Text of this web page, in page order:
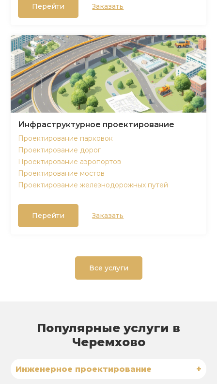
Перейти Заказать
Инфраструктурное проектирование
Проектирование парковок
Проектирование дорог
Проектирование аэропортов
Проектирование мостов
Проектирование железнодорожных путей
Перейти Заказать
Все услуги
Популярные услуги в
Черемхово
Инженерное проектирование +